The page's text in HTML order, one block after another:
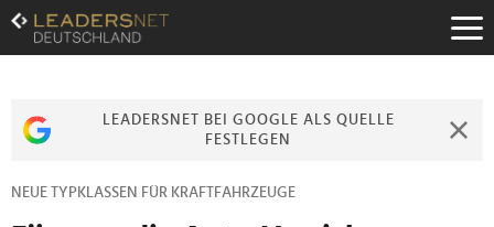
Zum
Inhalt
Zur
Zur
LEADERSNET BEI GOOGLE ALS QUELLE
FESTLEGEN
NEUE TYPKLASSEN FÜR KRAFTFAHRZEUGE